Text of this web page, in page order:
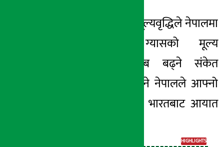
भारतमा भएको यो मूल्यवृद्धिले नेपालमा
समेत एलपी ग्यासको मूल्य
समायोजनको दबाब बढ्नेसंकेत
देखिएको छ, किनभने नेपालले आफ्नो
सम्पूर्ण एलपी ग्यास भारतबाट आयात
HIGHLIGHTS